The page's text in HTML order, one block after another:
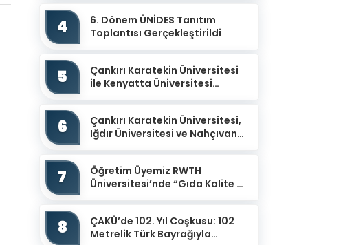
4
6. Dönem ÜNİDES Tanıtım
Toplantısı Gerçekleştirildi
5
Çankırı Karatekin Üniversitesi
ile Kenyatta Üniversitesi
6
Çankırı Karatekin Üniversitesi,
Iğdır Üniversitesi ve Nahçıvan
7
Öğretim Üyemiz RWTH
Üniversitesi’nde “Gıda Kalite ve
8
ÇAKÜ’de 102. Yıl Coşkusu: 102
Metrelik Türk Bayrağıyla